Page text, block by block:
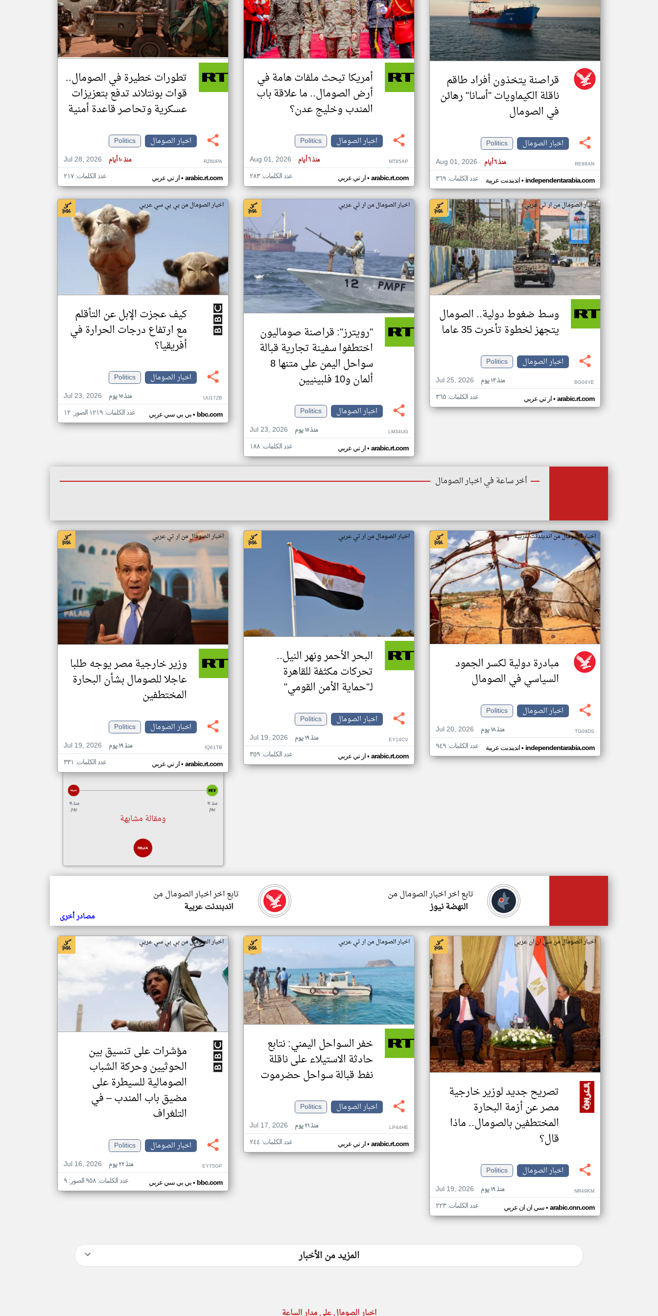
تغيير الدولة
مصادر الأخبار من الصومال
اخبار الصومال على مدار الساعة
أهم اخبار الصومال العاجلة والمباشرة
قراصنة يتخذون أفراد طاقم
ناقلة الكيماويات "أسانا" رهائن
في الصومال
اخبار الصومال
Politics
Aug 01, 2026
منذ ٦ أيام RE88AN
اندبندنت عربية• independentarabia.com عدد الكلمات: ٣٦٩
أمريكا تبحث ملفات هامة في
أرض الصومال.. ما علاقة باب
المندب وخليج عدن؟
اخبار الصومال
Politics
Aug 01, 2026
منذ ٦ أيام MT85AP
ار تي عربي• arabic.rt.com عدد الكلمات: ٢٨٣
تطورات خطيرة في الصومال..
قوات بونتلاند تدفع بتعزيزات
عسكرية وتحاصر قاعدة أمنية
اخبار الصومال
Politics
Jul 28, 2026
منذ ١٠ أيام RZ60PA
ار تي عربي• arabic.rt.com عدد الكلمات: ٢١٧
اخبار الصومال من ار تي عربي
وسط ضغوط دولية.. الصومال
يتجهز لخطوة تأخرت 35 عاما
اخبار الصومال
Politics
Jul 25, 2026
منذ ١٣ يوم BG04YE
ار تي عربي• arabic.rt.com عدد الكلمات: ٣٦٥
اخبار الصومال من ار تي عربي
"رويترز": قراصنة صوماليون
اختطفوا سفينة تجارية قبالة
سواحل اليمن على متنها 8
ألمان و10 فلبينيين
اخبار الصومال
Politics
Jul 23, 2026
منذ ١٥ يوم LM34UG
ار تي عربي• arabic.rt.com عدد الكلمات: ١٨٨
اخبار الصومال من بي بي سي عربي
كيف عجزت الإبل عن التأقلم
مع ارتفاع درجات الحرارة في
أفريقيا؟
اخبار الصومال
Politics
Jul 23, 2026
منذ ١٥ يوم UU17ZB
بي بي سي عربي• bbc.com عدد الكلمات: ١٢١٩ الصور: ١٢
أخر ساعة في اخبار الصومال
اخبار الصومال من اندبندنت عربية
مبادرة دولية لكسر الجمود
السياسي في الصومال
اخبار الصومال
Politics
Jul 20, 2026
منذ ١٨ يوم TG09DS
اندبندنت عربية• independentarabia.com عدد الكلمات: ٩٤٩
اخبار الصومال من ار تي عربي
البحر الأحمر ونهر النيل..
تحركات مكثفة للقاهرة
لـ"حماية الأمن القومي"
اخبار الصومال
Politics
Jul 19, 2026
منذ ١٩ يوم EY14CV
ار تي عربي• arabic.rt.com عدد الكلمات: ٣٥٩
اخبار الصومال من ار تي عربي
وزير خارجية مصر يوجه طلبا
عاجلا للصومال بشأن البحارة
المختطفين
اخبار الصومال
Politics
Jul 19, 2026
منذ ١٩ يوم IQ61TB
ار تي عربي• arabic.rt.com عدد الكلمات: ٣٣١
منذ ١٩
يوم
منذ ١٩
يوم
ومقالة مشابهة
تابع اخر اخبار الصومال من
اندبندنت عربية
تابع اخر اخبار الصومال من
النهضة نيوز
مصادر أخرى
اخبار الصومال من سي ان ان عربي
تصريح جديد لوزير خارجية
مصر عن أزمة البحارة
المختطفين بالصومال.. ماذا
قال؟
اخبار الصومال
Politics
Jul 19, 2026
منذ ١٩ يوم NR49KM
سي ان ان عربي• arabic.cnn.com عدد الكلمات: ٢٢٣
اخبار الصومال من ار تي عربي
خفر السواحل اليمني: نتابع
حادثة الاستيلاء على ناقلة
نفط قبالة سواحل حضرموت
اخبار الصومال
Politics
Jul 17, 2026
منذ ٢١ يوم LP44HE
ار تي عربي• arabic.rt.com عدد الكلمات: ٢٤٤
اخبار الصومال من بي بي سي عربي
مؤشرات على تنسيق بين
الحوثيين وحركة الشباب
الصومالية للسيطرة على
مضيق باب المندب – في
التلغراف
اخبار الصومال
Politics
Jul 16, 2026
منذ ٢٢ يوم EY75GP
بي بي سي عربي• bbc.com عدد الكلمات: ٩٥٨ الصور: ٩
المزيد من الأخبار
klyoum.com